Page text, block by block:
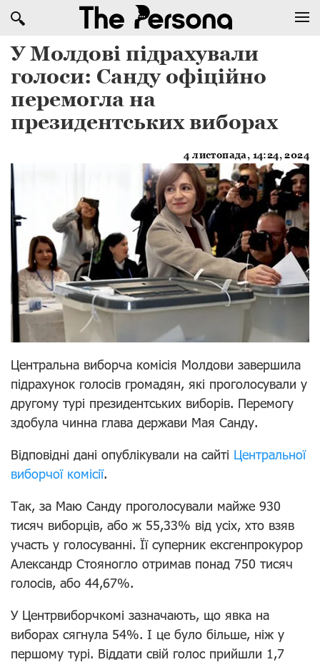
​У Молдові підрахували
голоси: Санду офіційно
перемогла на
президентських виборах
4 листопада, 14:24, 2024
Центральна виборча комісія Молдови завершила
підрахунок голосів громадян, які проголосували у
другому турі президентських виборів. Перемогу
здобула чинна глава держави Мая Санду.
Відповідні дані опублікували на сайті Центральної
виборчої комісії.
Так, за Маю Санду проголосували майже 930
тисяч виборців, або ж 55,33% від усіх, хто взяв
участь у голосуванні. Її суперник ексгенпрокурор
Александр Стояногло отримав понад 750 тисяч
голосів, або 44,67%.
У Центрвиборчкомі зазначають, що явка на
виборах сягнула 54%. І це було більше, ніж у
першому турі. Віддати свій голос прийшли 1,7